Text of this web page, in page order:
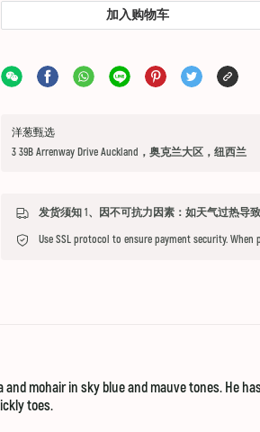
加入购物车
洋葱甄选
3 39B Arrenway Drive Auckland，奥克兰大区，纽西兰
Use SSL protocol to ensure payment security.
mohair in sky blue and mauve tones. He
toes.